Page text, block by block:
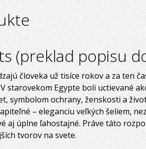
(preklad popisu
človeka už tisíce rokov a za ten
starovekom Egypte boli uctievané
symbolom ochrany, ženskosti a
– eleganciu veľkých šeliem,
aj úplne ľahostajné. Práve táto
tvorov na svete.